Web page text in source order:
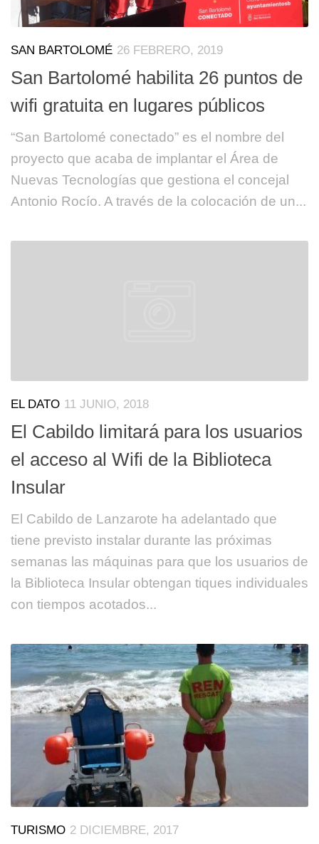
SAN BARTOLOMÉ 26 FEBRERO, 2019
San Bartolomé habilita 26 puntos de
wifi gratuita en lugares públicos
“San Bartolomé conectado” es el nombre del
proyecto que acaba de implantar el Área de
Nuevas Tecnologías que gestiona el concejal
Antonio Rocío. A través de la colocación de un...
EL DATO 11 JUNIO, 2018
El Cabildo limitará para los usuarios
el acceso al Wifi de la Biblioteca
Insular
El Cabildo de Lanzarote ha adelantado que
tiene previsto instalar durante las próximas
semanas las máquinas para que los usuarios de
la Biblioteca Insular obtengan tiques individuales
con tiempos acotados...
TURISMO 2 DICIEMBRE, 2017